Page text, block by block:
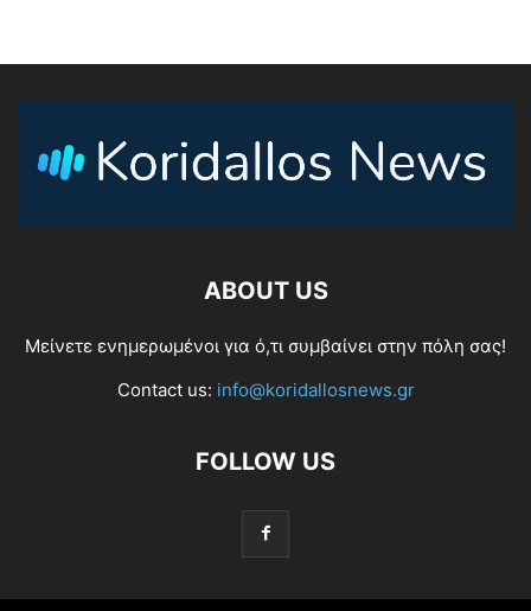
ABOUT US
Μείνετε ενημερωμένοι για ό,τι συμβαίνει στην πόλη σας!
Contact us: info@koridallosnews.gr
FOLLOW US